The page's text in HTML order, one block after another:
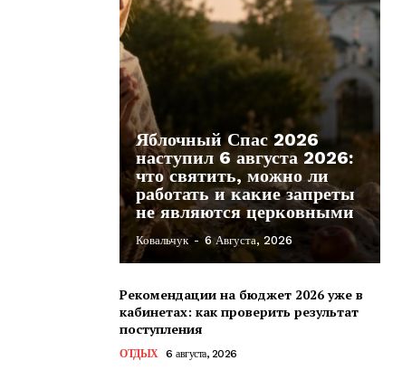
Яблочный Спас 2026
наступил 6 августа 2026:
что святить, можно ли
работать и какие запреты
не являются церковными
Ковальчук - 6 Августа, 2026
Рекомендации на бюджет 2026 уже в
кабинетах: как проверить результат
поступления
ОТДЫХ 6 августа, 2026